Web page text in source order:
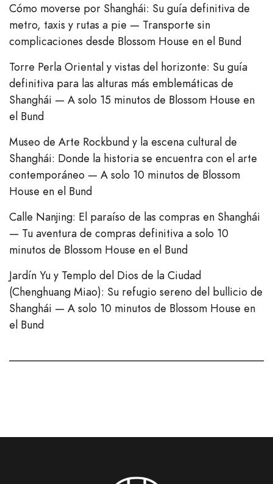
Cómo moverse por Shanghái: Su guía definitiva de
metro, taxis y rutas a pie — Transporte sin
complicaciones desde Blossom House en el Bund
Torre Perla Oriental y vistas del horizonte: Su guía
definitiva para las alturas más emblemáticas de
Shanghái — A solo 15 minutos de Blossom House en
el Bund
Museo de Arte Rockbund y la escena cultural de
Shanghái: Donde la historia se encuentra con el arte
contemporáneo — A solo 10 minutos de Blossom
House en el Bund
Calle Nanjing: El paraíso de las compras en Shanghái
— Tu aventura de compras definitiva a solo 10
minutos de Blossom House en el Bund
Jardín Yu y Templo del Dios de la Ciudad
(Chenghuang Miao): Su refugio sereno del bullicio de
Shanghái — A solo 10 minutos de Blossom House en
el Bund
Italian